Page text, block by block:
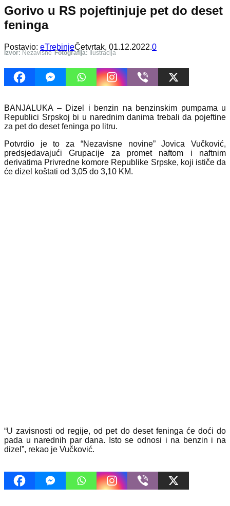
Gorivo u RS pojeftinjuje pet do deset
feninga
Postavio: eTrebinjeČetvrtak, 01.12.2022.0
Izvor: Nezavisne Fotografija: Ilustracija
BANJALUKA – Dizel i benzin na benzinskim pumpama u
Republici Srpskoj bi u narednim danima trebali da pojeftine
za pet do deset feninga po litru.
Potvrdio je to za “Nezavisne novine” Jovica Vučković,
predsjedavajući Grupacije za promet naftom i naftnim
derivatima Privredne komore Republike Srpske, koji ističe da
će dizel koštati od 3,05 do 3,10 KM.
“U zavisnosti od regije, od pet do deset feninga će doći do
pada u narednih par dana. Isto se odnosi i na benzin i na
dizel”, rekao je Vučković.